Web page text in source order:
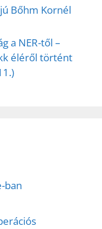
Bőhm Kornél
a NER-től –
éléről történt
ban